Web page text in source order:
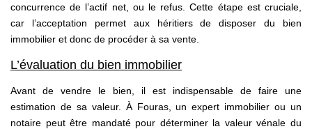
EXTRANET
concurrence de l’actif net, ou le refus. Cette étape est cruciale,
car l’acceptation permet aux héritiers de disposer du bien
immobilier et donc de procéder à sa vente.
L’évaluation du bien immobilier
Avant de vendre le bien, il est indispensable de faire une
estimation de sa valeur. À Fouras, un expert immobilier ou un
notaire peut être mandaté pour déterminer la valeur vénale du